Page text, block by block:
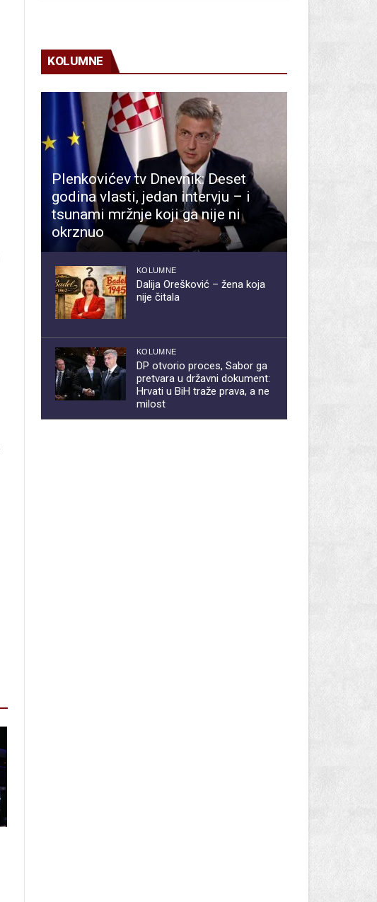
KOLUMNE
Plenkovićev tv Dnevnik: Deset
godina vlasti, jedan intervju – i
tsunami mržnje koji ga nije ni
okrznuo
KOLUMNE
Dalija Orešković – žena koja
nije čitala
KOLUMNE
DP otvorio proces, Sabor ga
pretvara u državni dokument:
Hrvati u BiH traže prava, a ne
milost